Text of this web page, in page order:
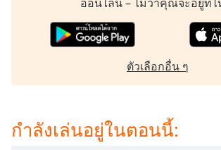
dialog
subtitles
Picture-
ตัวเลือกอื่น ๆ
กำลังเล่นอยู่ในตอนนี้: